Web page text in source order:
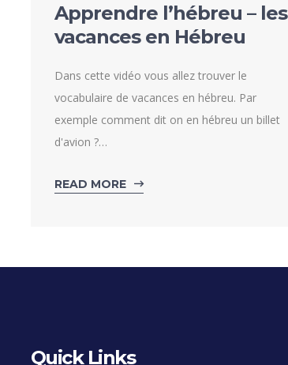
Apprendre l’hébreu – les
vacances en Hébreu
Dans cette vidéo vous allez trouver le
vocabulaire de vacances en hébreu. Par
exemple comment dit on en hébreu un billet
d'avion ?…
READ MORE
Quick Links